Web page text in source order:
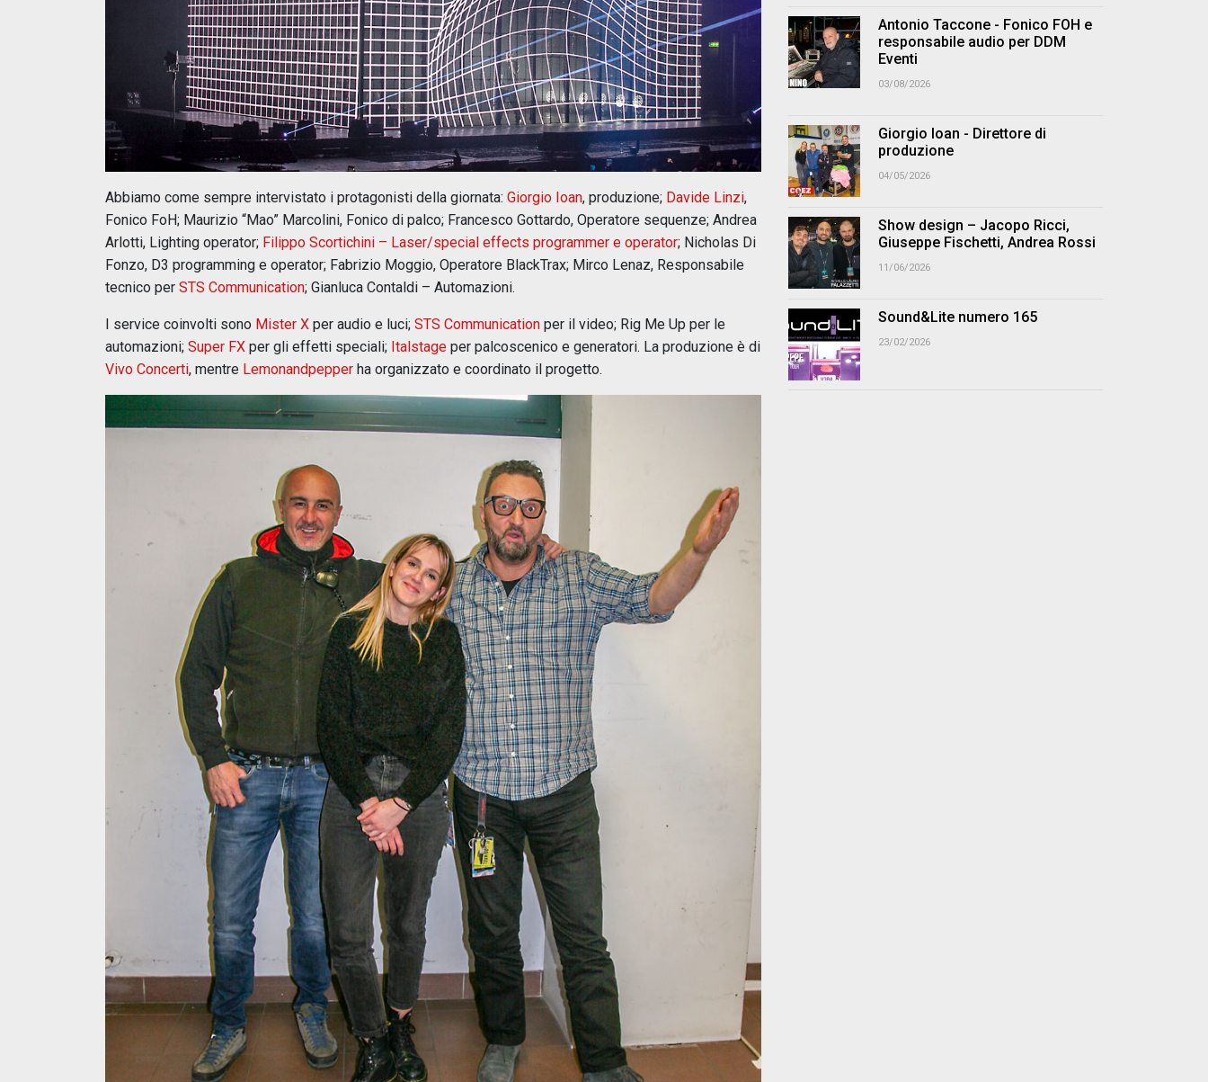
Abbiamo come sempre intervistato i protagonisti della giornata: Giorgio Ioan, produzione; Davide Linzi,
Fonico FoH; Maurizio “Mao” Marcolini, Fonico di palco; Francesco Gottardo, Operatore sequenze; Andrea
Arlotti, Lighting operator; Filippo Scortichini – Laser/special effects programmer e operator; Nicholas Di
Fonzo, D3 programming e operator; Fabrizio Moggio, Operatore BlackTrax; Mirco Lenaz, Responsabile
tecnico per STS Communication; Gianluca Contaldi – Automazioni.
I service coinvolti sono Mister X per audio e luci; STS Communication per il video; Rig Me Up per le
automazioni; Super FX per gli effetti speciali; Italstage per palcoscenico e generatori. La produzione è di
Vivo Concerti, mentre Lemonandpepper ha organizzato e coordinato il progetto.
Antonio Taccone - Fonico FOH e
responsabile audio per DDM
Eventi
03/08/2026
Giorgio Ioan - Direttore di
produzione
04/05/2026
Show design – Jacopo Ricci,
Giuseppe Fischetti, Andrea Rossi
11/06/2026
Sound&Lite numero 165
23/02/2026